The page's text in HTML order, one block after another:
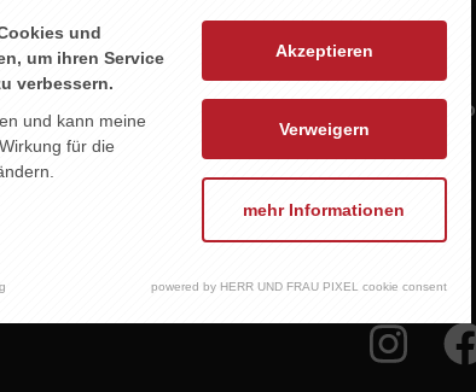
WEIN ABO SHOP
und
um ihren Service
verbessern.
und kann meine
für die
Akzeptieren
Verweigern
mehr Informationen
powered by HERR UND FRAU PIXEL cookie consent